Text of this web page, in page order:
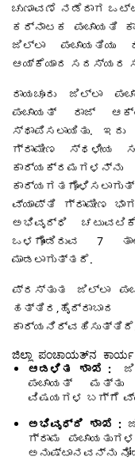
ಚುಣಾವಣೆ ನಡೆದಾಗ
ಕರ್ನಾಟಕ ಪಂಚಾಯತಿ
ಜಿಲ್ಲಾ ಪಂಚಾಯತಿಯು
ಆಯ್ಕೆಯಾದ ಸದಸ್ಯರ
ರಾಯಚೂರು ಜಿಲ್ಲಾ
ಪಂಚಾಯತ್ ರಾಜ್
ಸ್ಥಾಪಿಸಲಾಯಿತು.
ಗ್ರಾಮೀಣ ಸ್ಥಳೀಯ
ವ್ಯಾಪ್ತಿ ಗ್ರಾಮೀಣ
ಅಭಿವೃದ್ಧಿ
ಒಳಗೊಂಡಿರುವ 7
ಮಾಡಲಾಗುತ್ತದೆ.
ಪ್ರಸ್ತುತ ಜಿಲ್ಲಾ
ಜಿಲ್ಲಾ
ಆಡಳಿತ ಶಾಖೆ :
ಪಂಚಾಯತ್
ವಿಷಯಗಳ ಬಗ್ಗೆ
ಅಭಿವೃಧ್ದಿ ಶಾಖೆ :
ಗ್ರಾಮ
ಅನುಷ್ಟಾನವನ್ನು